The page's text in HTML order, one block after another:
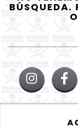
BÚSQUEDA.